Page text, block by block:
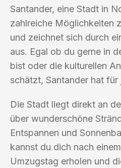
Santander, eine Stadt in
zahlreiche Möglichkeiten
und zeichnet sich durch
aus. Egal ob du gerne in
bist oder die kulturellen
schätzt, Santander hat
Die Stadt liegt direkt an
über wunderschöne
Entspannen und
kannst du dich nach
Umzugstag erholen und